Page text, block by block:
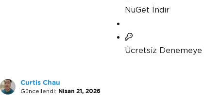
Curtis Chau
Güncellendi: Nisan 21, 2026
NuGet İndir
Ücretsiz Denemeye